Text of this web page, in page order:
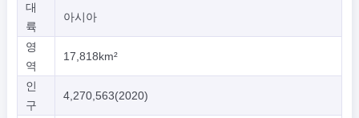
대
륙
아시아
영
역
17,818km²
인
구
4,270,563(2020)